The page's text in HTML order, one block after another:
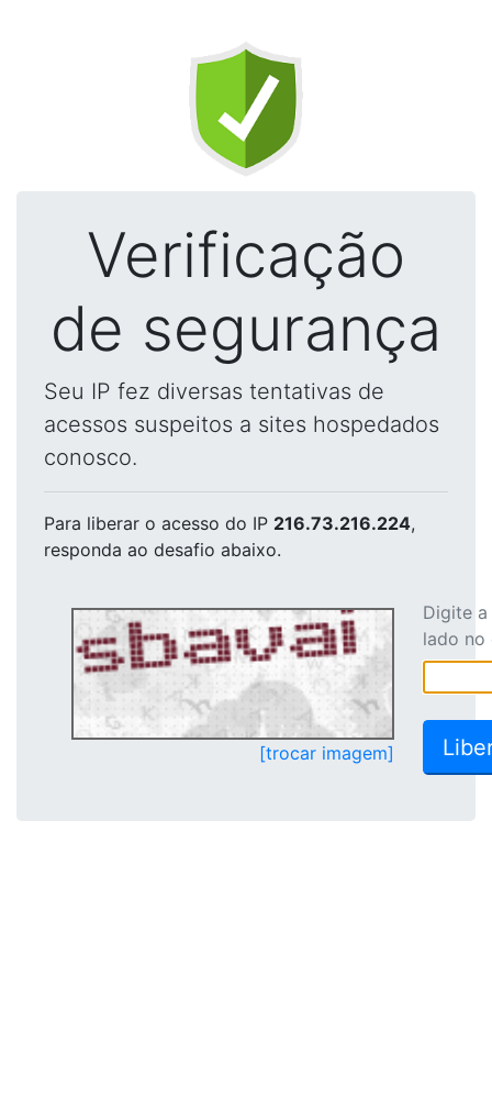
Verificação
de segurança
Seu IP fez diversas tentativas de
acessos suspeitos a sites hospedados
conosco.
Para liberar o acesso do IP 216.73.216.224,
responda ao desafio abaixo.
[trocar imagem]
Digite
lado no